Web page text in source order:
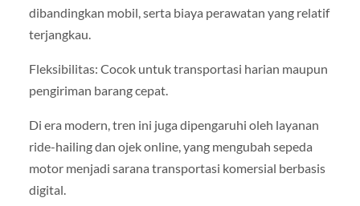
dibandingkan mobil, serta biaya perawatan yang relatif
terjangkau.
Fleksibilitas: Cocok untuk transportasi harian maupun
pengiriman barang cepat.
Di era modern, tren ini juga dipengaruhi oleh layanan
ride-hailing dan ojek online, yang mengubah sepeda
motor menjadi sarana transportasi komersial berbasis
digital.